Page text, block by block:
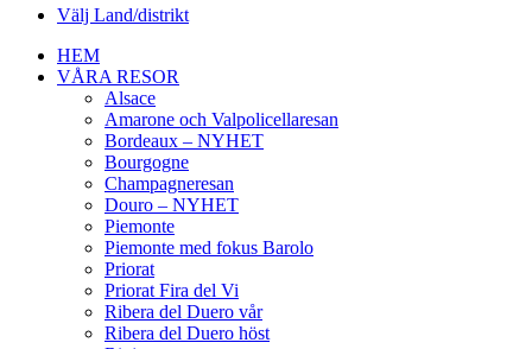
Välj Land/distrikt
HEM
VÅRA RESOR
Alsace
Amarone och Valpolicellaresan
Bordeaux – NYHET
Bourgogne
Champagneresan
Douro – NYHET
Piemonte
Piemonte med fokus Barolo
Priorat
Priorat Fira del Vi
Ribera del Duero vår
Ribera del Duero höst